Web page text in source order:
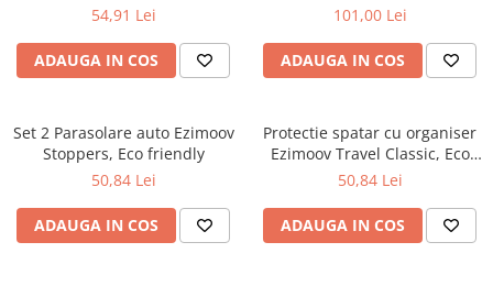
54,91 Lei
ADAUGA IN COS
101,00 Lei
ADAUGA IN COS
Set 2 Parasolare auto Ezimoov
Stoppers, Eco friendly
50,84 Lei
ADAUGA IN COS
Protectie spatar cu organiser
Ezimoov Travel Classic, Eco
friendly
50,84 Lei
ADAUGA IN COS